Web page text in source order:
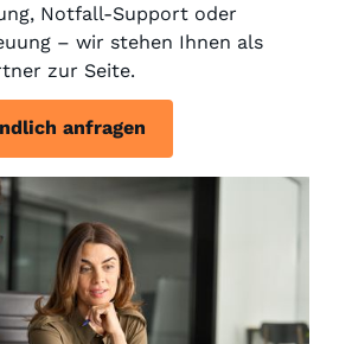
Notfall-Support oder
– wir stehen Ihnen als
zur Seite.
anfragen